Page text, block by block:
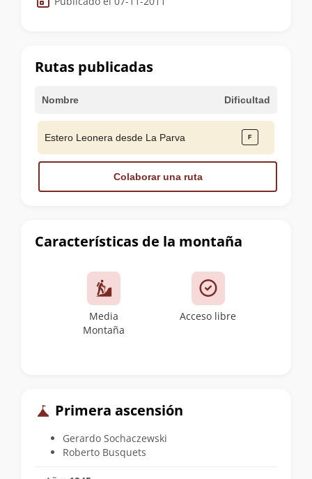
de
cumbre
Características de la montaña
Media
Montaña
Acceso libre
Primera ascensión
Gerardo Sochaczewski
Roberto Busquets
Rutas publicadas
Nombre Dificultad
Estero Leonera desde La Parva
Colaborar una ruta